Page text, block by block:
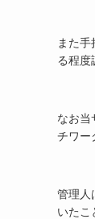
また
る程度
なお当
チワー
管理人
いたこ